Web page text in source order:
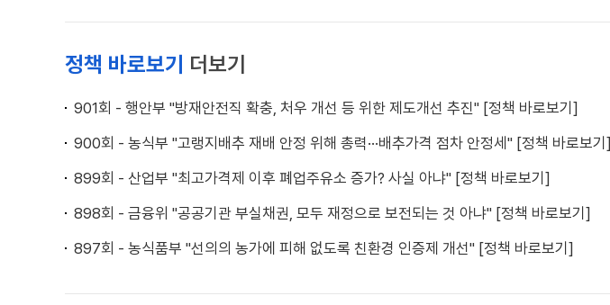
정책 바로보기 더보기
901회 - 행안부 "방재안전직 확충, 처우 개선 등 위한 제도개선 추진" [정책 바로보기]
900회 - 농식부 "고랭지배추 재배 안정 위해 총력···배추가격 점차 안정세" [정책 바로보기]
899회 - 산업부 "최고가격제 이후 폐업주유소 증가? 사실 아냐" [정책 바로보기]
898회 - 금융위 "공공기관 부실채권, 모두 재정으로 보전되는 것 아냐" [정책 바로보기]
897회 - 농식품부 "선의의 농가에 피해 없도록 친환경 인증제 개선" [정책 바로보기]